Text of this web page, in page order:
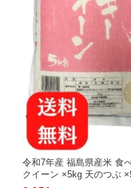
令和7年産 福島県産米 食
クイーン ×5kg 天のつぶ